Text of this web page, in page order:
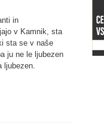
in
v Kamnik, sta
sta se v naše
ju ne le ljubezen
ljubezen.